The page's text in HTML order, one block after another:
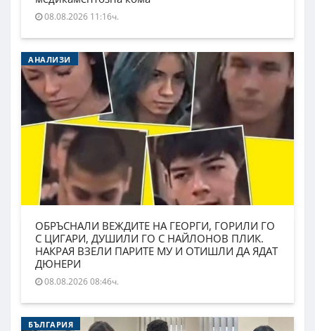
08.08.2026 11:16ч.
АНАЛИЗИ
ОБРЪСНАЛИ ВЕЖДИТЕ НА ГЕОРГИ, ГОРИЛИ ГО
С ЦИГАРИ, ДУШИЛИ ГО С НАЙЛОНОВ ПЛИК.
НАКРАЯ ВЗЕЛИ ПАРИТЕ МУ И ОТИШЛИ ДА ЯДАТ
ДЮНЕРИ
08.08.2026 08:46ч.
БЪЛГАРИЯ